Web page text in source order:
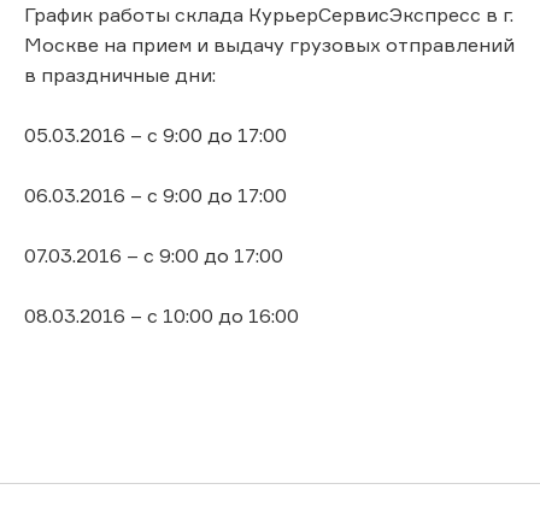
График работы склада КурьерСервисЭкспресс в г.
Москве на прием и выдачу грузовых отправлений
в праздничные дни:
05.03.2016 – с 9:00 до 17:00
06.03.2016 – с 9:00 до 17:00
07.03.2016 – с 9:00 до 17:00
08.03.2016 – с 10:00 до 16:00